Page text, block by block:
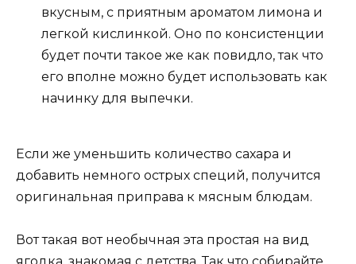
вкусным, с приятным ароматом лимона и
легкой кислинкой. Оно по консистенции
будет почти такое же как повидло, так что
его вполне можно будет использовать как
начинку для выпечки.
Если же уменьшить количество сахара и
добавить немного острых специй, получится
оригинальная приправа к мясным блюдам.
Вот такая вот необычная эта простая на вид